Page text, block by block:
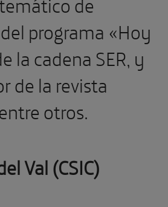
programa «Hoy
la cadena SER, y
de la revista
otros.
Val (CSIC)